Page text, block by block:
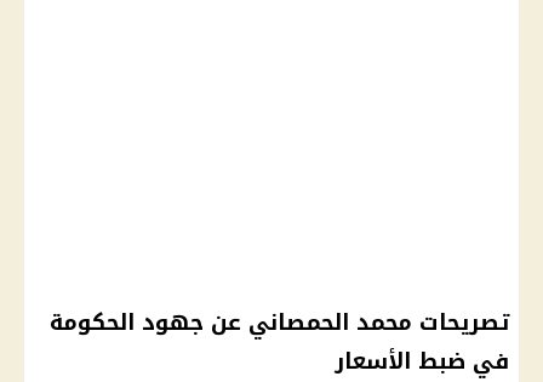
تصريحات محمد الحمصاني عن جهود الحكومة
في ضبط الأسعار